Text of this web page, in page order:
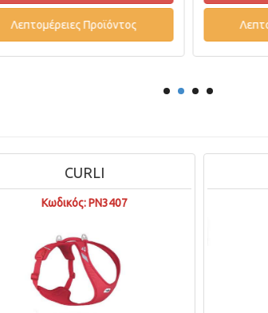
Λεπτομέρειες Προϊόντος
CURLI
Κωδικός: PN3407